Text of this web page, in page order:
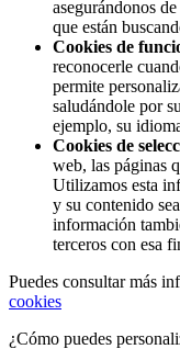
asegurándonos
que están
Cookies de
reconocerle
permite
saludándole por
ejemplo, su
Cookies de
web, las páginas
Utilizamos esta
y su contenido
información
terceros con esa
Puedes consultar más
cookies
¿Cómo puedes